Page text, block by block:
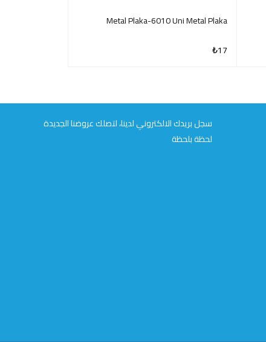
Metal Plaka-6010 Uni Metal Plaka
₺17
سجل بريدك الالكتروني لدينا، لتصلك عروضنا الجديدة
لحظة بلحظة